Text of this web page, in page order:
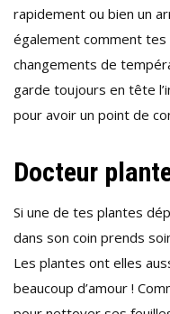
rapidement ou bien un
également comment
changements de
garde toujours en tête
pour avoir un point de
Docteur
Si une de tes plantes
dans son coin prends
Les plantes ont elles
beaucoup d’amour !